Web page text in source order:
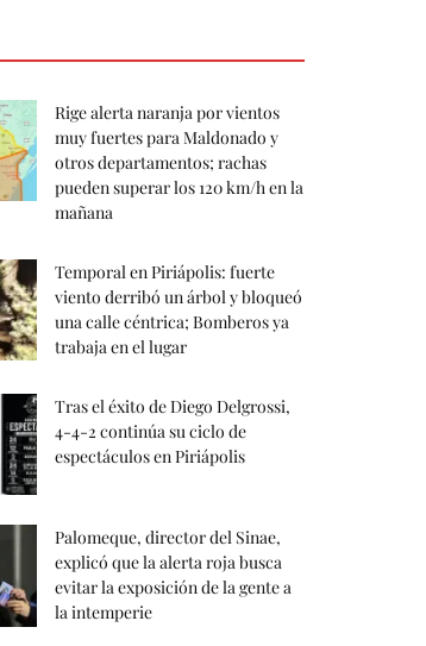
Rige alerta naranja por vientos
muy fuertes para Maldonado y
otros departamentos; rachas
pueden superar los 120 km/h en la
mañana
Temporal en Piriápolis: fuerte
viento derribó un árbol y bloqueó
una calle céntrica; Bomberos ya
trabaja en el lugar
Tras el éxito de Diego Delgrossi,
4-4-2 continúa su ciclo de
espectáculos en Piriápolis
Palomeque, director del Sinae,
explicó que la alerta roja busca
evitar la exposición de la gente a
la intemperie